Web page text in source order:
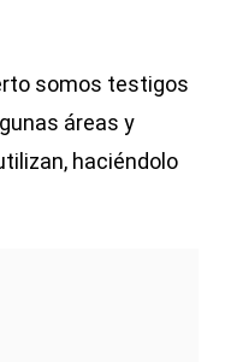
somos testigos
áreas y
haciéndolo